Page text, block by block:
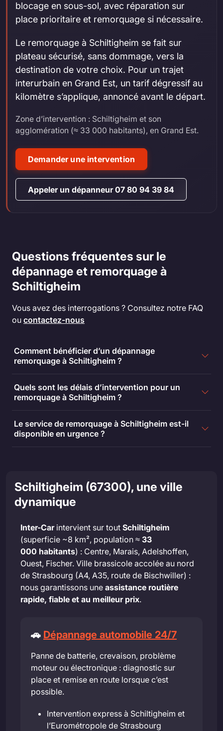
blocage en sous-sol, avec réparation sur
place prioritaire et remorquage si nécessaire.
Le remorquage à Schiltigheim se fait sur
plateau sécurisé, sans dommage, vers la
destination de votre choix. Pour un trajet
interurbain en Grand Est, un tarif dégressif au
kilomètre s’applique, annoncé avant le départ.
Zone d’intervention : Schiltigheim et son
agglomération (≈ 33 000 habitants), en Grand Est.
Demander une intervention
Appeler un dépanneur 07 80 94 39 84
Questions fréquentes sur le
dépannage et remorquage à
Schiltigheim
Vous avez des interrogations ? Consultez notre FAQ
ou contactez-nous
Comment bénéficier d’un dépannage
remorquage à Schiltigheim ?
Quels sont les délais d’intervention pour un
remorquage à Schiltigheim ?
Le service de remorquage à Schiltigheim est-il
disponible en urgence ?
Schiltigheim (67300), une ville
dynamique
Inter-Carintervient sur tout Schiltigheim
(superficie ~8 km², population ≈ 33
000 habitants) : Centre, Marais, Adelshoffen,
Ouest, Fischer. Ville brassicole accolée au nord
de Strasbourg (A4, A35, route de Bischwiller) :
nous garantissons une assistance routière
rapide, fiable et au meilleur prix.
🚗 Dépannage automobile 24/7
Panne de batterie, crevaison, problème
moteur ou électronique : diagnostic sur
place et remise en route lorsque c’est
possible.
Intervention express à Schiltigheim et
l’Eurométropole de Strasbourg